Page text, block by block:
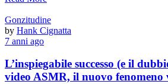
Gonzitudine
by Hank Cignatta
7 anni ago
L’inspiegabile successo (e il
video ASMR, il nuovo fenomeno